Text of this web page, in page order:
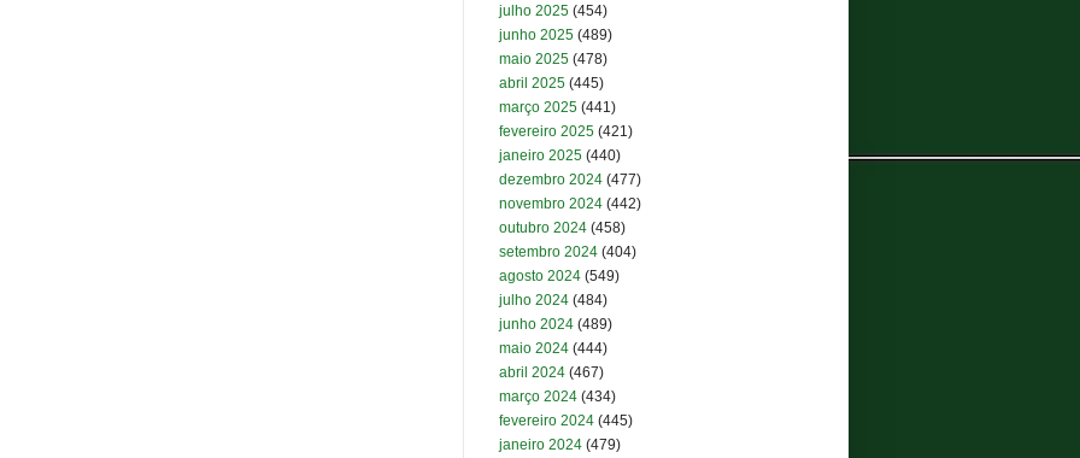
julho 2025 (454)
junho 2025 (489)
maio 2025 (478)
abril 2025 (445)
março 2025 (441)
fevereiro 2025 (421)
janeiro 2025 (440)
dezembro 2024 (477)
novembro 2024 (442)
outubro 2024 (458)
setembro 2024 (404)
agosto 2024 (549)
julho 2024 (484)
junho 2024 (489)
maio 2024 (444)
abril 2024 (467)
março 2024 (434)
fevereiro 2024 (445)
janeiro 2024 (479)